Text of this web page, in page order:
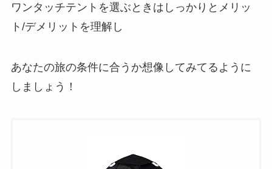
ワンタッチテントを選ぶときはしっかりとメリッ
ト/デメリットを理解し
あなたの旅の条件に合うか想像してみてるように
しましょう！